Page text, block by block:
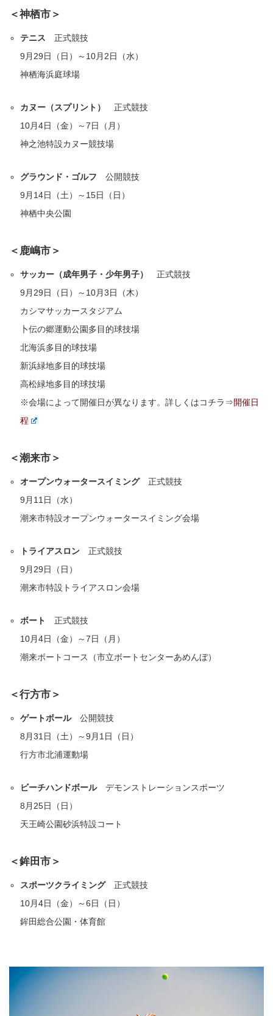
＜神栖市＞
テニス 正式競技
9月29日（日）～10月2日（水）
神栖海浜庭球場
カヌー（スプリント）
正式競技
10月4日（金）～7日（月）
神之池特設カヌー競技場
グラウンド・ゴルフ 公開競技
9月14日（土）～15日（日）
神栖中央公園
＜鹿嶋市＞
サッカー（成年男子・少年男子）
正式競技
9月29日（日）～10月3日（木）
カシマサッカースタジアム
卜伝の郷運動公園多目的球技場
北海浜多目的球技場
新浜緑地多目的球技場
高松緑地多目的球技場
※会場によって開催日が異なります。詳しくはコチラ⇒開催日
程
＜潮来市＞
オープンウォータースイミング正式競技
9月11日（水）
潮来市特設オープンウォータースイミング会場
トライアスロン 正式競技
9月29日（日）
潮来市特設トライアスロン会場
ボート
正式競技
10月4日（金）～7日（月）
潮来ボートコース（市立ボートセンターあめんぼ）
＜行方市＞
ゲートボール公開競技
8月31日（土）～9月1日（日）
行方市北浦運動場
ビーチハンドボールデモンストレーションスポーツ
8月25日（日）
天王崎公園砂浜特設コート
＜鉾田市＞
スポーツクライミング正式競技
10月4日（金）～6日（日）
鉾田総合公園・体育館